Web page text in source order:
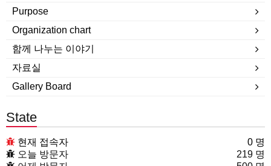
Purpose
Organization chart
함께 나누는 이야기
자료실
Gallery Board
State
현재 접속자
0 명
오늘 방문자
219 명